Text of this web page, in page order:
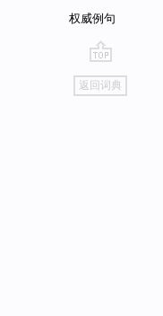
权威例句
go
top
返回词典